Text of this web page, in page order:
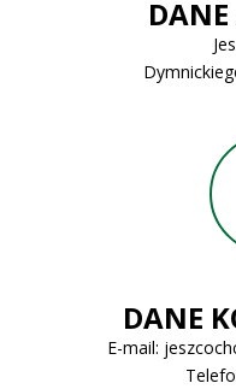
DANE
DANE
E-mail: